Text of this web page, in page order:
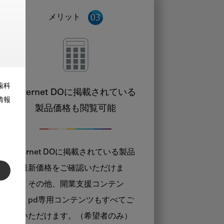
科
報
メリット
Internet DOに掲載されている
製品価格も閲覧可能
Internet DOに掲載されている製品
の最新価格をご確認いただけま
す。その他、開業支援コンテン
ツ、pd専用コンテンツもすべてご
覧いただけます。（希望者のみ）